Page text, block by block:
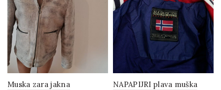
Muska zara jakna
NAPAPIJRI plava muška